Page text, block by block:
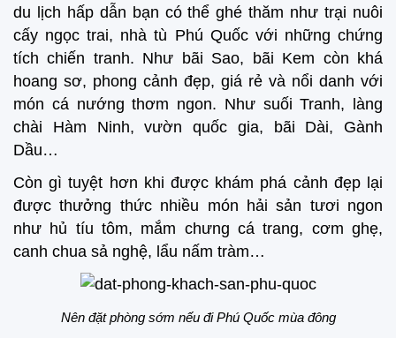
du lịch hấp dẫn bạn có thể ghé thăm như trại nuôi
cấy ngọc trai, nhà tù Phú Quốc với những chứng
tích chiến tranh. Như bãi Sao, bãi Kem còn khá
hoang sơ, phong cảnh đẹp, giá rẻ và nổi danh với
món cá nướng thơm ngon. Như suối Tranh, làng
chài Hàm Ninh, vườn quốc gia, bãi Dài, Gành
Dầu…
Còn gì tuyệt hơn khi được khám phá cảnh đẹp lại
được thưởng thức nhiều món hải sản tươi ngon
như hủ tíu tôm, mắm chưng cá trang, cơm ghẹ,
canh chua sả nghệ, lẩu nấm tràm…
Nên đặt phòng sớm nếu đi Phú Quốc mùa đông